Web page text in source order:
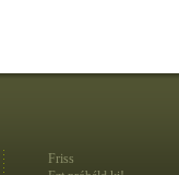
Friss